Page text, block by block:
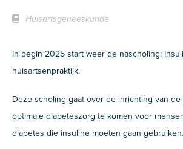
Huisartsgeneeskunde
In begin 2025 start weer de nascholing:
huisartsenpraktijk.
Deze scholing gaat over de inrichting van
optimale diabeteszorg te komen voor
diabetes die insuline moeten gaan gebruiken.